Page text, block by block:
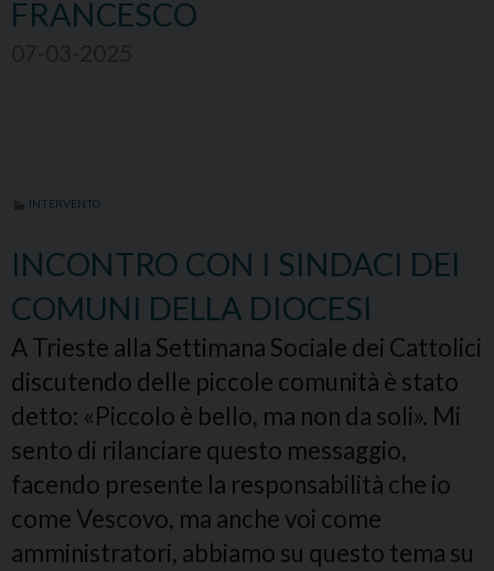
FRANCESCO
INTERVENTO
INCONTRO CON I SINDACI DEI
COMUNI DELLA DIOCESI
A Trieste alla Settimana Sociale dei Cattolici
discutendo delle piccole comunità è stato
detto: «Piccolo è bello, ma non da soli». Mi
sento di rilanciare questo messaggio,
facendo presente la responsabilità che io
come Vescovo, ma anche voi come
amministratori, abbiamo su questo tema su